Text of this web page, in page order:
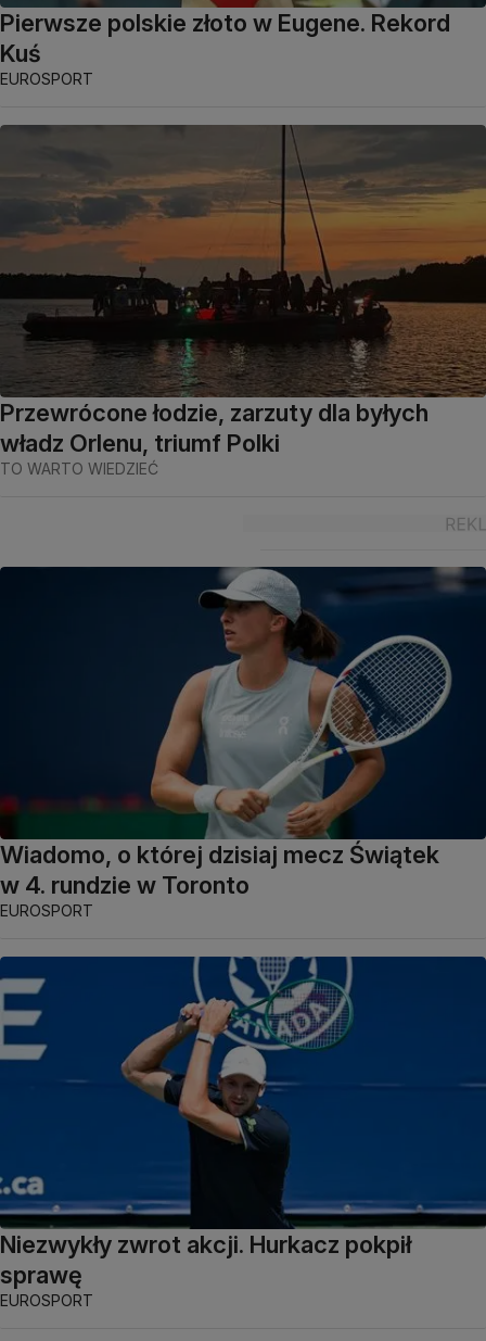
Pierwsze polskie złoto w Eugene. Rekord
Kuś
EUROSPORT
Przewrócone łodzie, zarzuty dla byłych
władz Orlenu, triumf Polki
TO WARTO WIEDZIEĆ
Wiadomo, o której dzisiaj mecz Świątek
w 4. rundzie w Toronto
EUROSPORT
Niezwykły zwrot akcji. Hurkacz pokpił
sprawę
EUROSPORT